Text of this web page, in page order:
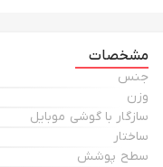
مشخصات
جنس
وزن
سازگار با گوشی موبایل
ساختار
سطح پوشش